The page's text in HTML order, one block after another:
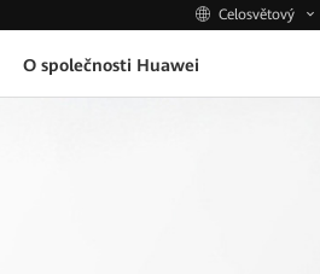
Celosvětový
O společnosti Huawei